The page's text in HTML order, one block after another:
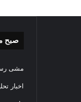
صبح
مشی
اخبار